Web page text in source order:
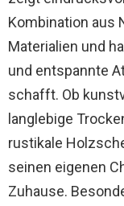
Kombination aus
Materialien und
und entspannte
schafft. Ob
langlebige
rustikale
seinen eigenen
Zuhause.